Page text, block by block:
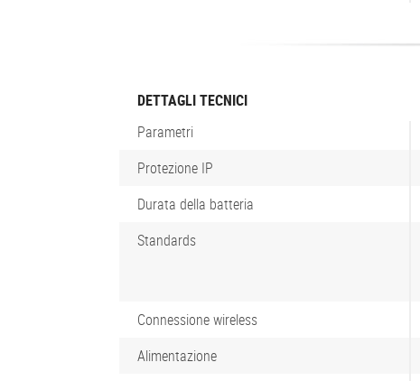
DETTAGLI TECNICI
Parametri
Protezione IP
Durata della batteria
Standards
Connessione wireless
Alimentazione